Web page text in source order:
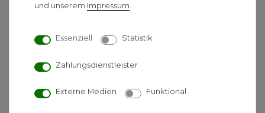
bei durchschnittlichen Klimaverhältnissen (55 Grad C
Nennwärmeleistung bei durchschnittlichen
Klimaverhältnissen (55 Grad C Vorlauftemperatur): 9
kW
Klasse für die Warmwasserbereitungs-
und unserem Impressum
Essenziell Statistik
Zahlungsdienstleister
Externe Medien Funktional